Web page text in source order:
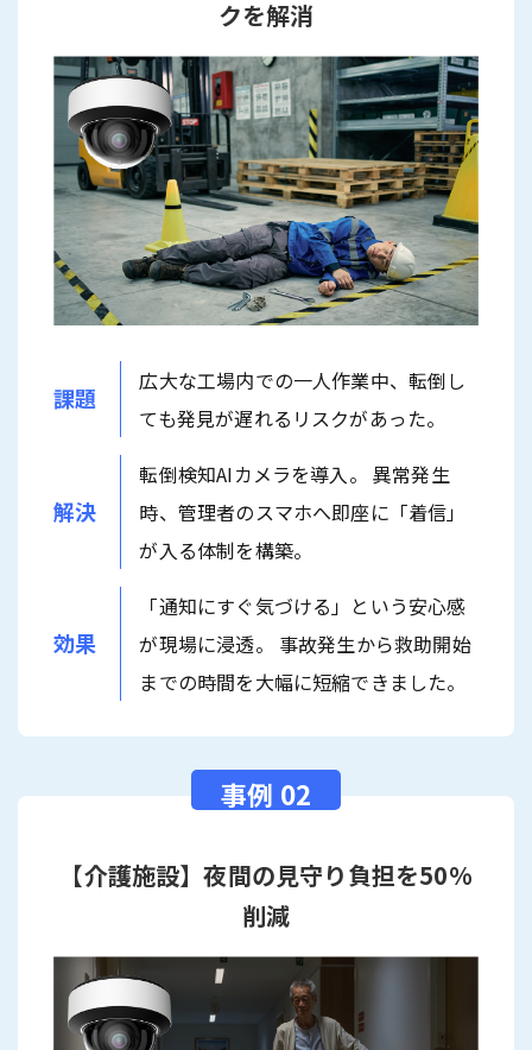
クを解消
課題
広大な工場内での一人作業中、転倒し
ても発見が遅れるリスクがあった。
解決
転倒検知AIカメラを導入。 異常発生
時、管理者のスマホへ即座に「着信」
が入る体制を構築。
効果
「通知にすぐ気づける」という安心感
が現場に浸透。 事故発生から救助開始
までの時間を大幅に短縮できました。
【介護施設】夜間の見守り負担を50%
削減